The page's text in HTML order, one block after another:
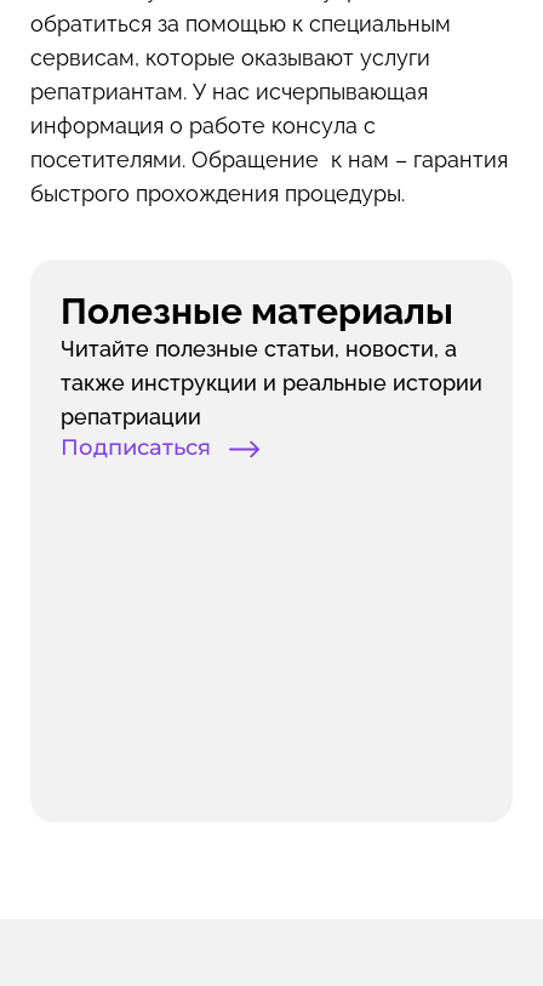
обратиться за помощью к специальным
сервисам, которые оказывают услуги
репатриантам. У нас исчерпывающая
информация о работе консула с
посетителями. Обращение к нам – гарантия
быстрого прохождения процедуры.
Полезные материалы
Читайте полезные статьи, новости, а
также инструкции и реальные истории
репатриации
Подписаться